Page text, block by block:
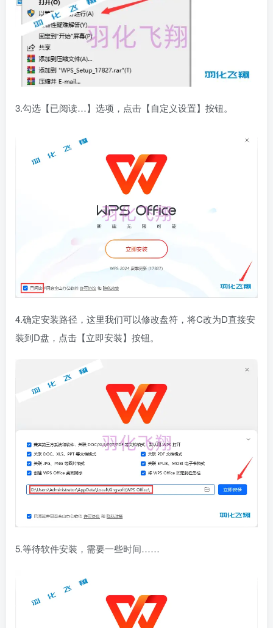
3.勾选【已阅读…】选项，点击【自定义设置】按钮。
4.确定安装路径，这里我们可以修改盘符，将C改为D直接安
装到D盘，点击【立即安装】按钮。
5.等待软件安装，需要一些时间……